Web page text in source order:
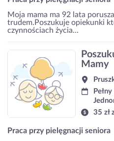
Moja mama ma 92 lata
trudem.Poszukuje opiekunki
czynnościach życia...
Mamy
35 zł
Praca przy pielęgnacji seniora